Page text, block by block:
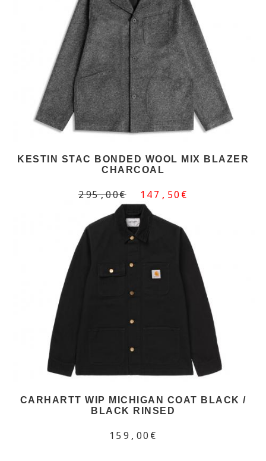
KESTIN STAC BONDED WOOL MIX BLAZER
CHARCOAL
295,00€ 147,50€
CARHARTT WIP MICHIGAN COAT BLACK /
BLACK RINSED
159,00€